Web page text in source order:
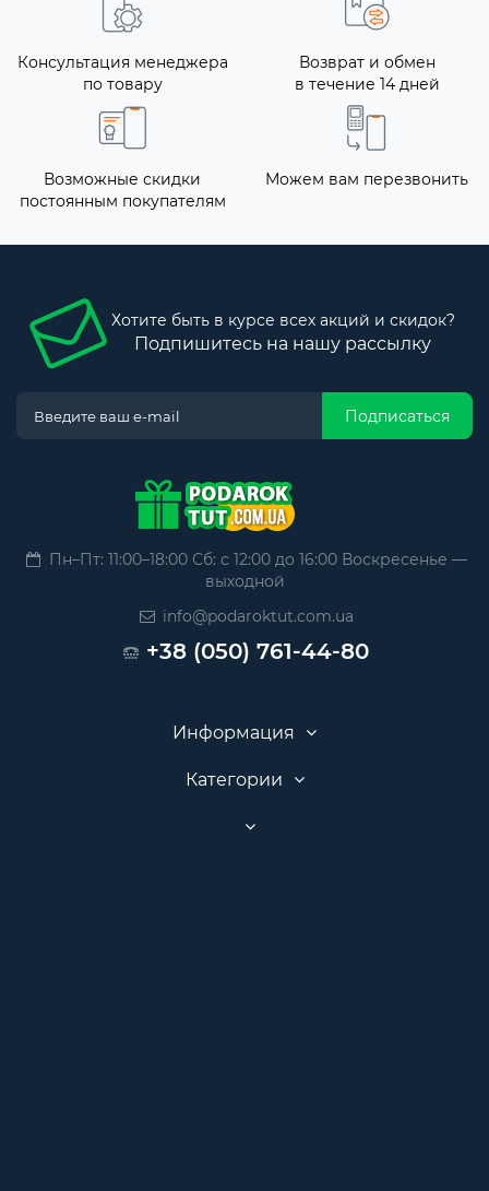
Консультация менеджера
по товару
Возврат и обмен
в течение 14 дней
Возможные скидки
постоянным покупателям
Можем вам перезвонить
Хотите быть в курсе всех акций и скидок?
Подпишитесь на нашу рассылку
Подписаться
Пн–Пт: 11:00–18:00 Сб: с 12:00 до 16:00 Воскресенье —
выходной
info@podaroktut.com.ua
+38 (050) 761-44-80
Информация
Категории